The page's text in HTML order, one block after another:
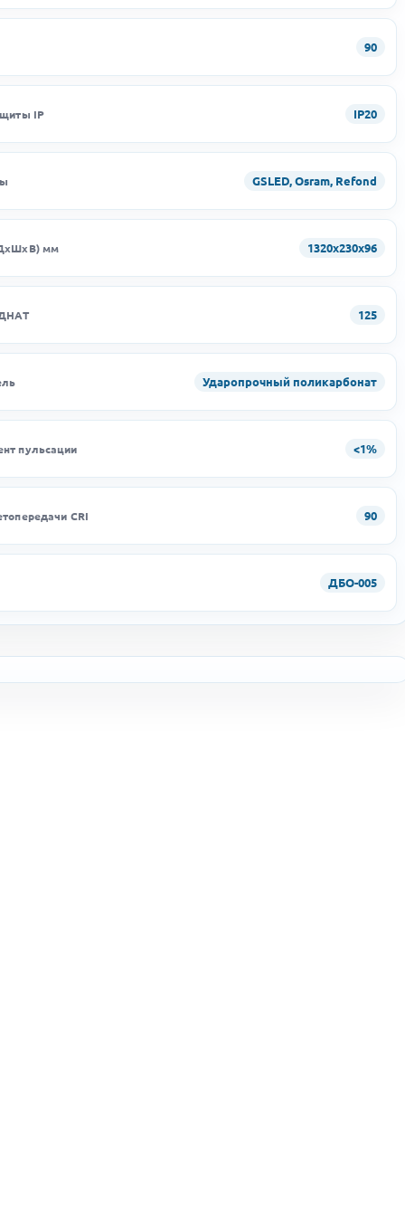
90
IP IP20
GSLED, Osram, Refond
мм 1320х230х96
125
Ударопрочный поликарбонат
пульсации <1%
CRI 90
ДБО-005